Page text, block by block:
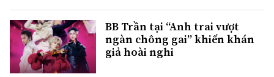
BB Trần tại “Anh trai vượt
ngàn chông gai” khiến khán
giả hoài nghi